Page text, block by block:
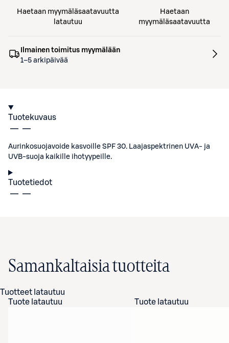
Haetaan myymäläsaatavuutta
latautuu
Haetaan
myymäläsaatavuutta
Ilmainen toimitus myymälään
1–5 arkipäivää
Tuotekuvaus
Aurinkosuojavoide kasvoille SPF 30. Laajaspektrinen UVA- ja
UVB-suoja kaikille ihotyypeille.
Tuotetiedot
Samankaltaisia tuotteita
Tuotteet latautuu
Tuote latautuu
Tuote latautuu